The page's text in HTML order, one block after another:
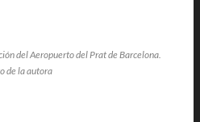
del Aeropuerto del Prat de Barcelona.
de la autora